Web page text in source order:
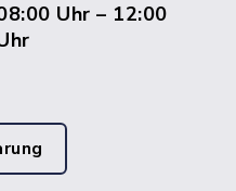
Uhr – 12:00